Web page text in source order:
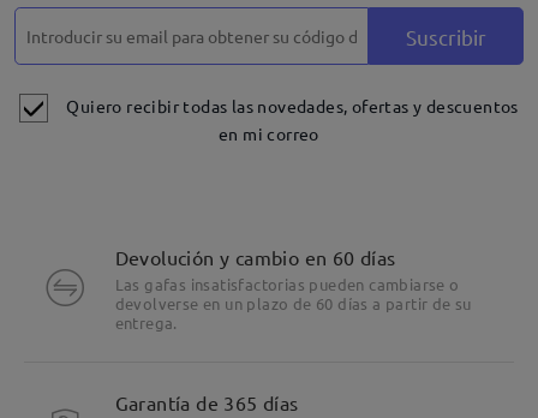
Suscribir
Quiero recibir todas las novedades, ofertas y descuentos
en mi correo
Devolución y cambio en 60 días
Las gafas insatisfactorias pueden cambiarse o
devolverse en un plazo de 60 días a partir de su
entrega.
Garantía de 365 días